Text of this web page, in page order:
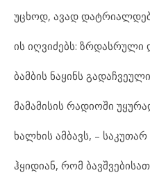
უცხოდ, ავად დატრიალდე
ის იღვიძებს: ზრდასრული
ბამბის ნაყინს გადაჩვეუ
მამამისის რადიოში უყურა
ხალხის ამბავს, – საკუთარ
ჰყიდიან, რომ ბავშვებისათ